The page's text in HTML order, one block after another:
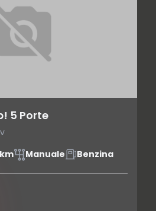
5 Porte
Manuale Benzina